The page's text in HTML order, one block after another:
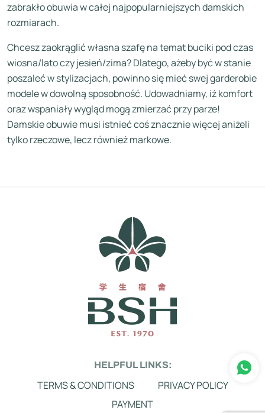
zabrakło obuwia w całej najpopularniejszych damskich
rozmiarach.
Chcesz zaokrąglić własna szafę na temat buciki pod czas
wiosna/lato czy jesień/zima? Dlatego, ażeby być w stanie
poszaleć w stylizacjach, powinno się mieć swej garderobie
modele w dowolną sposobność. Udowadniamy, iż komfort
oraz wspaniały wygląd mogą zmierzać przy parze!
Damskie obuwie musi istnieć coś znacznie więcej aniżeli
tylko rzeczowe, lecz również markowe.
HELPFUL LINKS:
TERMS & CONDITIONS
PRIVACY POLICY
PAYMENT